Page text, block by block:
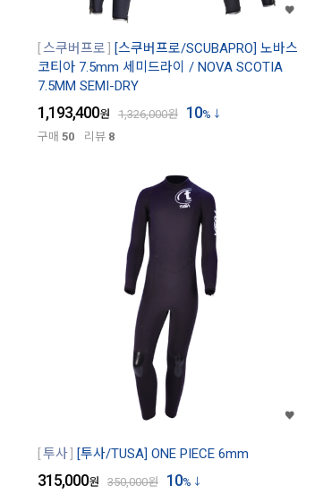
스쿠버프로
[스쿠버프로/SCUBAPRO] 노바스
코티아 7.5mm 세미드라이 / NOVA SCOTIA
7.5MM SEMI-DRY
1,193,400원 1,326,000원 10%
구매 50 리뷰 8
투사 [투사/TUSA] ONE PIECE 6mm
315,000원 350,000원 10%